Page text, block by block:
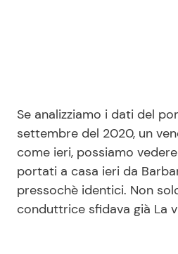
Se analizziamo i dati del
settembre del 2020, un
come ieri, possiamo
portati a casa ieri da
pressochè identici. Non
conduttrice sfidava già La